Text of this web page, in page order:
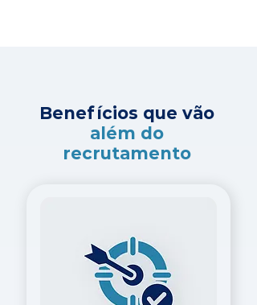
Benefícios que vão
além do
recrutamento